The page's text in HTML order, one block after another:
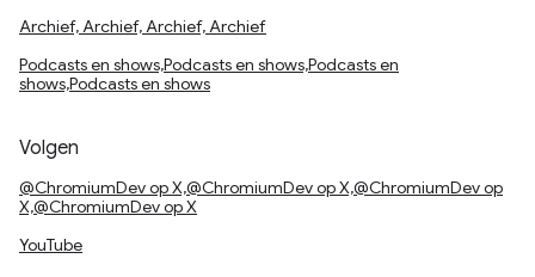
Archief, Archief, Archief, Archief
Podcasts en shows,Podcasts en shows,Podcasts en
shows,Podcasts en shows
Volgen
@ChromiumDev op X,@ChromiumDev op X,@ChromiumDev op
X,@ChromiumDev op X
YouTube